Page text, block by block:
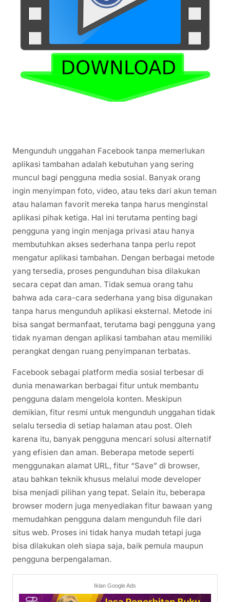
Mengunduh unggahan Facebook tanpa memerlukan
aplikasi tambahan adalah kebutuhan yang sering
muncul bagi pengguna media sosial. Banyak orang
ingin menyimpan foto, video, atau teks dari akun teman
atau halaman favorit mereka tanpa harus menginstal
aplikasi pihak ketiga. Hal ini terutama penting bagi
pengguna yang ingin menjaga privasi atau hanya
membutuhkan akses sederhana tanpa perlu repot
mengatur aplikasi tambahan. Dengan berbagai metode
yang tersedia, proses pengunduhan bisa dilakukan
secara cepat dan aman. Tidak semua orang tahu
bahwa ada cara-cara sederhana yang bisa digunakan
tanpa harus mengunduh aplikasi eksternal. Metode ini
bisa sangat bermanfaat, terutama bagi pengguna yang
tidak nyaman dengan aplikasi tambahan atau memiliki
perangkat dengan ruang penyimpanan terbatas.
Facebook sebagai platform media sosial terbesar di
dunia menawarkan berbagai fitur untuk membantu
pengguna dalam mengelola konten. Meskipun
demikian, fitur resmi untuk mengunduh unggahan tidak
selalu tersedia di setiap halaman atau post. Oleh
karena itu, banyak pengguna mencari solusi alternatif
yang efisien dan aman. Beberapa metode seperti
menggunakan alamat URL, fitur “Save” di browser,
atau bahkan teknik khusus melalui mode developer
bisa menjadi pilihan yang tepat. Selain itu, beberapa
browser modern juga menyediakan fitur bawaan yang
memudahkan pengguna dalam mengunduh file dari
situs web. Proses ini tidak hanya mudah tetapi juga
bisa dilakukan oleh siapa saja, baik pemula maupun
pengguna berpengalaman.
Iklan Google Ads